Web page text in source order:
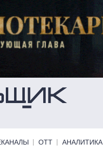
ОТТ АНАЛИТИКА